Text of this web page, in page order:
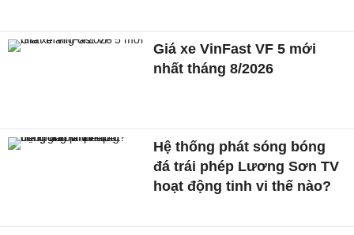
Giá xe VinFast VF 5 mới
nhất tháng 8/2026
Hệ thống phát sóng bóng
đá trái phép Lương Sơn TV
hoạt động tinh vi thế nào?